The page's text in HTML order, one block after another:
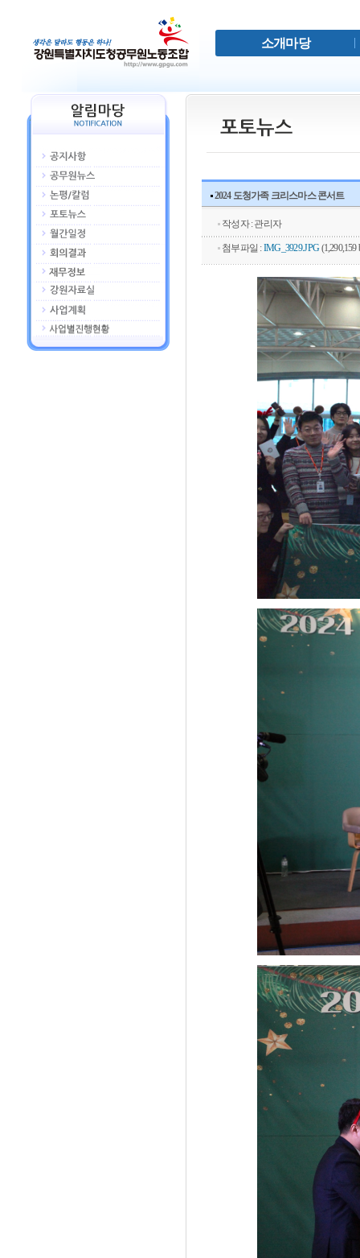
소개마당
2024 도청가족 크리스마스 콘서트
작성자 : 관리자
첨부파일 :IMG_3929.JPG(1,290,159